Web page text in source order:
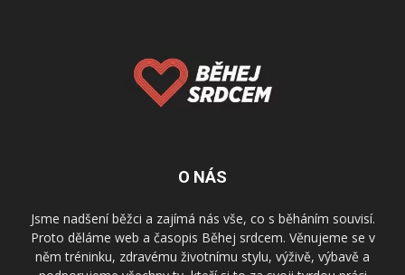
O NÁS
Jsme nadšení běžci a zajímá nás vše, co s běháním souvisí.
Proto děláme web a časopis Běhej srdcem. Věnujeme se v
něm tréninku, zdravému životnímu stylu, výživě, výbavě a